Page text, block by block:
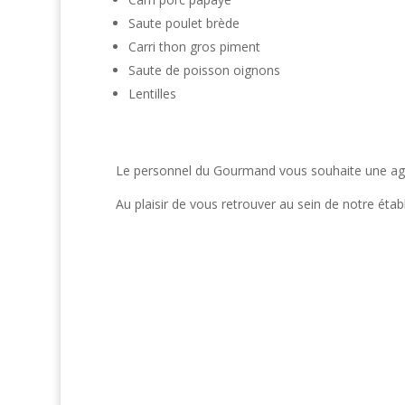
Saute poulet brède
Carri thon gros piment
Saute de poisson oignons
Lentilles
Le personnel du Gourmand vous souhaite une
Au plaisir de vous retrouver au sein de notre